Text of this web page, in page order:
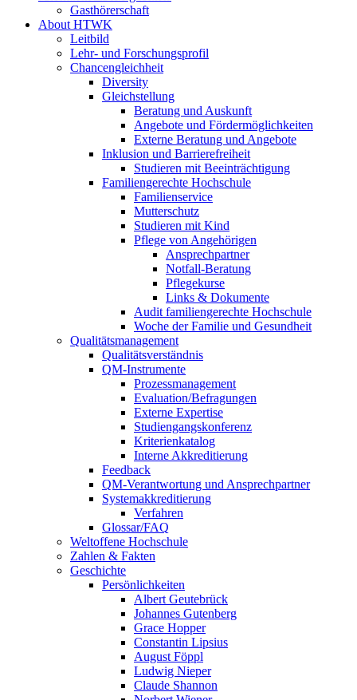
Gasthörerschaft
About HTWK
Leitbild
Lehr- und Forschungsprofil
Chancengleichheit
Diversity
Gleichstellung
Beratung und Auskunft
Angebote und Fördermöglichkeiten
Externe Beratung und Angebote
Inklusion und Barrierefreiheit
Studieren mit Beeinträchtigung
Familiengerechte Hochschule
Familienservice
Mutterschutz
Studieren mit Kind
Pflege von Angehörigen
Ansprechpartner
Notfall-Beratung
Pflegekurse
Links & Dokumente
Audit familiengerechte Hochschule
Woche der Familie und Gesundheit
Qualitätsmanagement
Qualitätsverständnis
QM-Instrumente
Prozessmanagement
Evaluation/Befragungen
Externe Expertise
Studiengangskonferenz
Kriterienkatalog
Interne Akkreditierung
Feedback
QM-Verantwortung und Ansprechpartner
Systemakkreditierung
Verfahren
Glossar/FAQ
Weltoffene Hochschule
Zahlen & Fakten
Geschichte
Persönlichkeiten
Albert Geutebrück
Johannes Gutenberg
Grace Hopper
Constantin Lipsius
August Föppl
Ludwig Nieper
Claude Shannon